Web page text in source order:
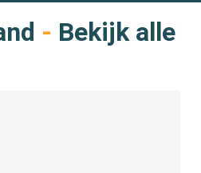
- Bekijk alle